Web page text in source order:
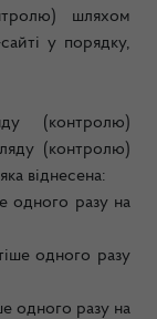
шляхом
у порядку,
(контролю)
(контролю)
віднесена:
одного разу на
одного разу
одного разу на